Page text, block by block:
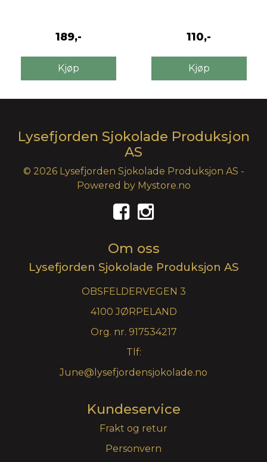
189,-
Kjøp
110,-
Kjøp
Lysefjorden Sjokolade Produksjon
AS
© 2026 Lysefjorden Sjokolade Produksjon AS -
Powered by Mystore.no
Om oss
Lysefjorden Sjokolade Produksjon AS
OBSFELDERVEGEN 3
4100 JØRPELAND
Org. nr. 917534217
Tlf:
June@lysefjordensjokolade.no
Kundeservice
Frakt og retur
Personvern